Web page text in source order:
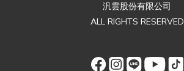
汎雲股份有限公司
ALL RIGHTS RESERVED